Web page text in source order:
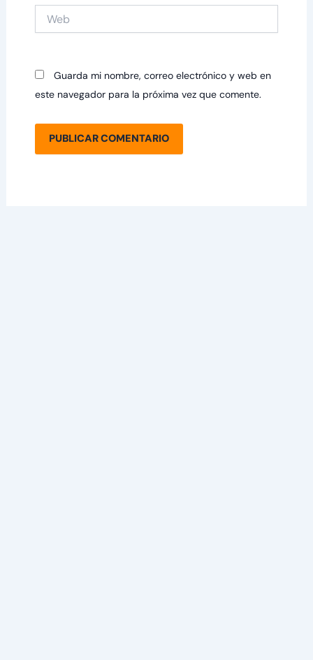
Guarda mi nombre, correo electrónico y web en
este navegador para la próxima vez que comente.